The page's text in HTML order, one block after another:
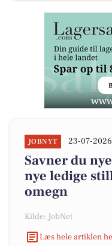
JOBNYT 23-07-
Savner du
nye ledige
omegn
Kilde: JobNet
Læs hele artiklen